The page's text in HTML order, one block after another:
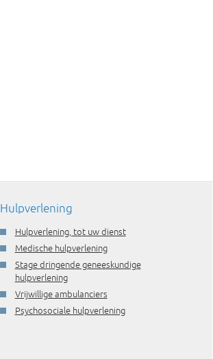
Hulpverlening
Hulpverlening, tot uw dienst
Medische hulpverlening
Stage dringende geneeskundige
hulpverlening
Vrijwillige ambulanciers
Psychosociale hulpverlening